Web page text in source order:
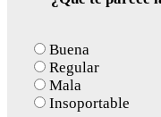
Buena
Regular
Mala
Insoportable